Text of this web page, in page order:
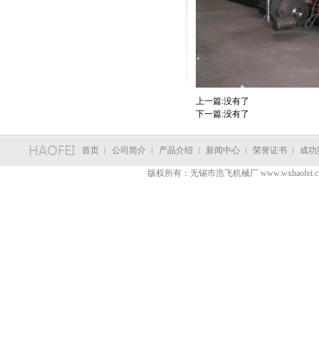
上一篇:没有了
下一篇:没有了
首页 公司简介 产品介绍 新闻中心 荣誉证书 成功
版权所有：无锡市浩飞机械厂